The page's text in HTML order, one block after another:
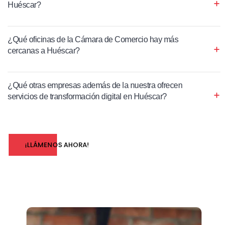
Huéscar?
¿Qué oficinas de la Cámara de Comercio hay más
cercanas a Huéscar?
¿Qué otras empresas además de la nuestra ofrecen
servicios de transformación digital en Huéscar?
¡LLÁMENOS AHORA!